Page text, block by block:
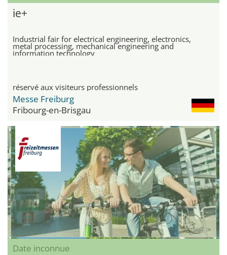
ie+
Industrial fair for electrical engineering, electronics,
metal processing, mechanical engineering and
information technology
réservé aux visiteurs professionnels
Messe Freiburg
Fribourg-en-Brisgau
Date inconnue